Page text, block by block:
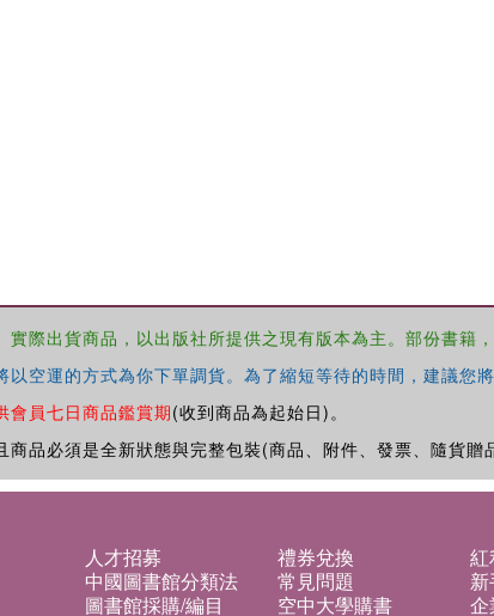
際出貨商品，以出版社所提供之現有版本為主。部份書籍
空運的方式為你下單調貨。為了縮短等待的時間，建議您
會員七日商品鑑賞期(收到商品為起始日)。
品必須是全新狀態與完整包裝(商品、附件、發票、隨貨贈
人才招募 禮券兌換
紅
中國圖書館分類法 常見問題
圖書館採購/編目 空中大學購書
企